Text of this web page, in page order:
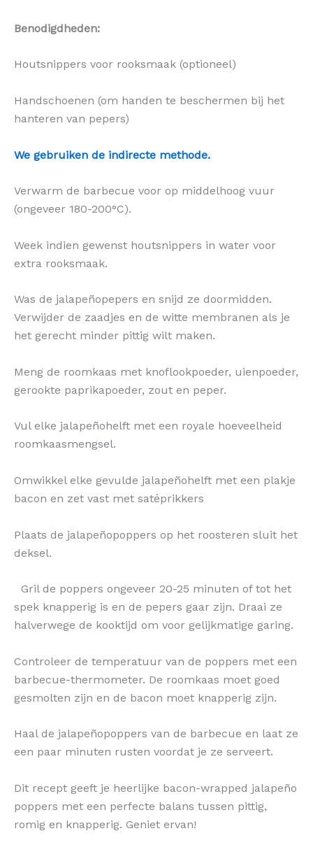
Benodigdheden:
Houtsnippers voor rooksmaak (optioneel)
Handschoenen (om handen te beschermen bij het
hanteren van pepers)
We gebruiken de indirecte methode.
Verwarm de barbecue voor op middelhoog vuur
(ongeveer 180-200°C).
Week indien gewenst houtsnippers in water voor
extra rooksmaak.
Was de jalapeñopepers en snijd ze doormidden.
Verwijder de zaadjes en de witte membranen als je
het gerecht minder pittig wilt maken.
Meng de roomkaas met knoflookpoeder, uienpoeder,
gerookte paprikapoeder, zout en peper.
Vul elke jalapeñohelft met een royale hoeveelheid
roomkaasmengsel.
Omwikkel elke gevulde jalapeñohelft met een plakje
bacon en zet vast met satéprikkers
Plaats de jalapeñopoppers op het roosteren sluit het
deksel.
Gril de poppers ongeveer 20-25 minuten of tot het
spek knapperig is en de pepers gaar zijn. Draai ze
halverwege de kooktijd om voor gelijkmatige garing.
Controleer de temperatuur van de poppers met een
barbecue-thermometer. De roomkaas moet goed
gesmolten zijn en de bacon moet knapperig zijn.
Haal de jalapeñopoppers van de barbecue en laat ze
een paar minuten rusten voordat je ze serveert.
Dit recept geeft je heerlijke bacon-wrapped jalapeño
poppers met een perfecte balans tussen pittig,
romig en knapperig. Geniet ervan!